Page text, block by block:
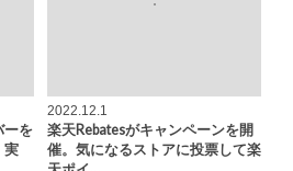
ーを
実
2022.12.1
楽天Rebatesがキャンペーンを開
催。気になるストアに投票して楽